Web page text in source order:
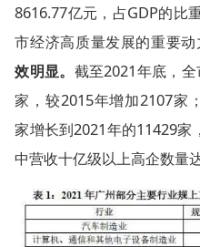
8616.77亿元，占GDP的比
市经济高质量发展的重要动
效明显。 截至2021年底，
家，较2015年增加2107家
家增长到2021年的11429家
中营收十亿级以上高企数量